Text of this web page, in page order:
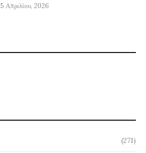
5 Απριλίου, 2026
(271)